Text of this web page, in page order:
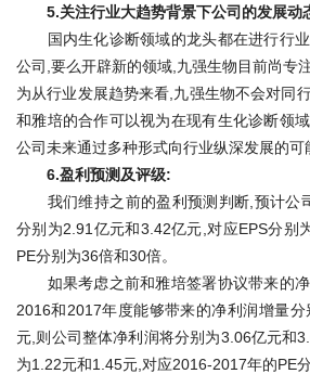
5.关注行业大趋势背景下公司的发展动
国内生化诊断领域的龙头都在进行行业
公司,要么开辟新的领域,九强生物目前尚专
为从行业发展趋势来看,九强生物不会对同
和雅培的合作可以视为在现有生化诊断领
公司未来通过多种形式向行业纵深发展的可
6.盈利预测及评级:
我们维持之前的盈利预测判断,预计公
分别为2.91亿元和3.42亿元,对应EPS分别
PE分别为36倍和30倍。
如果考虑之前和雅培签署协议带来的净
2016和2017年度能够带来的净利润增量
元,则公司整体净利润将分别为3.06亿元和
为1.22元和1.45元,对应2016-2017年的PE